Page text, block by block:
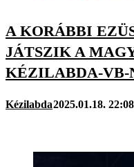
A KORÁBBI
JÁTSZIK A
KÉZILABDA-VB-
Kézilabda2025.01.18. 22:08